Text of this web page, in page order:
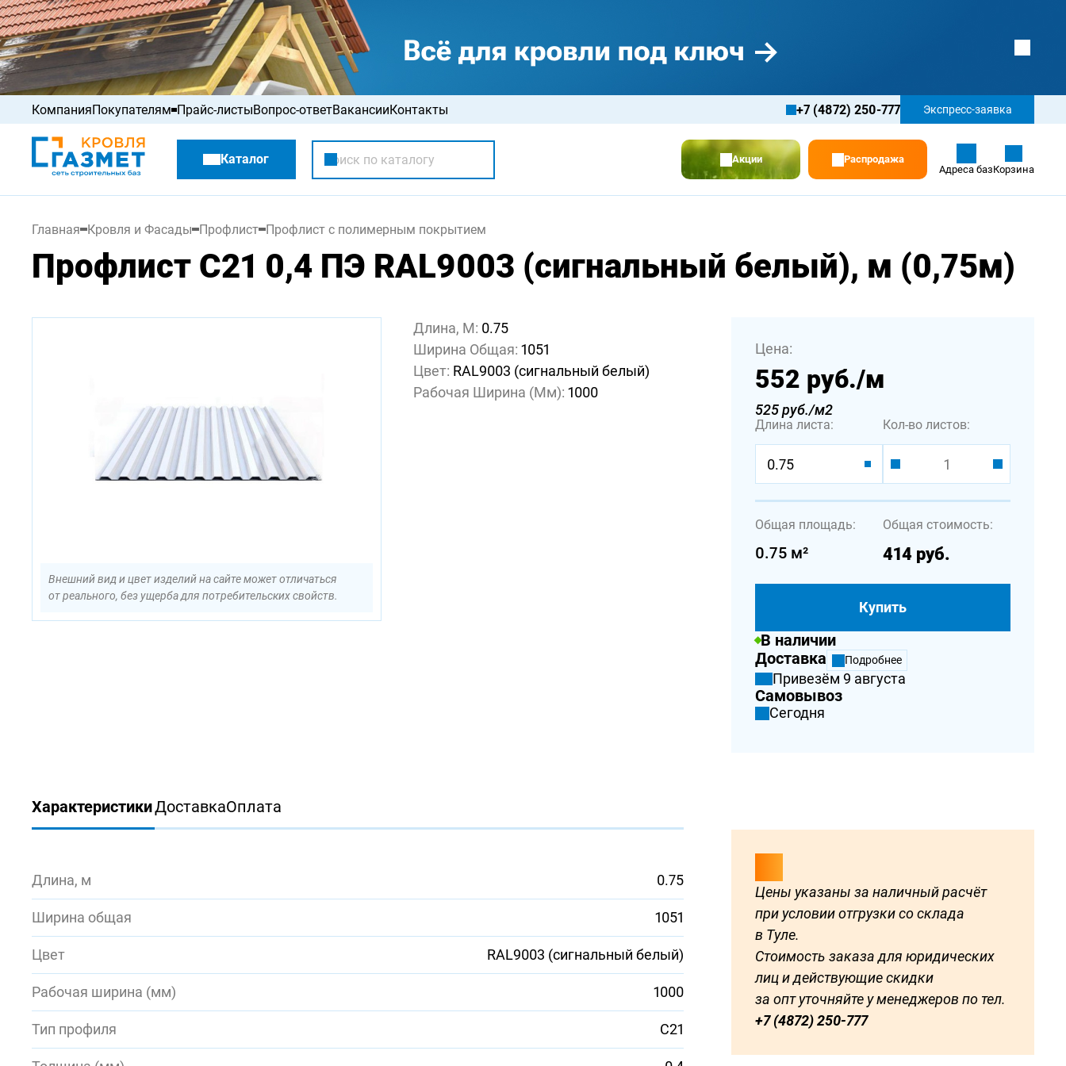
КомпанияПокупателям
Акции
Распродажа
Прайс-листыВопрос-ответВакансииКонтакты +7 (4872) 250-777 Экспресс-заявка
Каталог Акции
Распродажа
Адреса базКорзина
Главная Кровля и Фасады Профлист Профлист с полимерным покрытием
Профлист С21 0,4 ПЭ RAL9003 (сигнальный белый), м (0,75м)
Внешний вид и цвет изделий на сайте может отличаться
от реального, без ущерба для потребительских свойств.
Длина, М: 0.75
Ширина Общая: 1051
Цвет: RAL9003 (сигнальный белый)
Рабочая Ширина (мм): 1000
Цена:
552 руб./м
525 руб./м2
Длина листа:
0.75
Кол-во листов:
Общая площадь:
0.75 м²
Общая стоимость:
414 руб.
Купить
В наличии
Доставка
Подробнее
Привезём 9 августа
Самовывоз
Сегодня
ХарактеристикиДоставкаОплата
Длина, м 0.75
Ширина общая 1051
Цвет RAL9003 (сигнальный белый)
Рабочая ширина (мм) 1000
Тип профиля С21
Цены указаны за наличный расчёт
при условии отгрузки со склада
в Туле.
Стоимость заказа для юридических
лиц и действующие скидки
за опт уточняйте у менеджеров по тел.
+7 (4872) 250-777